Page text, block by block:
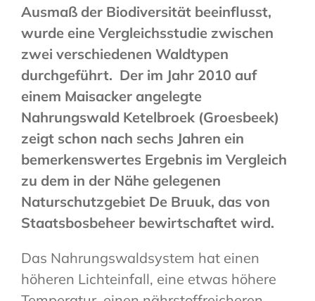
Ausmaß der Biodiversität beeinflusst,
wurde eine Vergleichsstudie zwischen
zwei verschiedenen Waldtypen
durchgeführt. Der im Jahr 2010 auf
einem Maisacker angelegte
Nahrungswald Ketelbroek (Groesbeek)
zeigt schon nach sechs Jahren ein
bemerkenswertes Ergebnis im Vergleich
zu dem in der Nähe gelegenen
Naturschutzgebiet De Bruuk, das von
Staatsbosbeheer bewirtschaftet wird.
Das Nahrungswaldsystem hat einen
höheren Lichteinfall, eine etwas höhere